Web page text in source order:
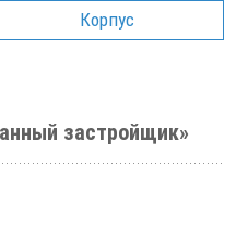
Корпус
застройщик»